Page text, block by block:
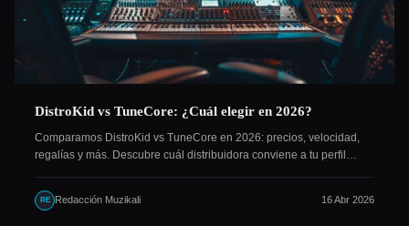
DistroKid vs TuneCore: ¿Cuál elegir en 2026?
Comparamos DistroKid vs TuneCore en 2026: precios, velocidad,
regalías y más. Descubre cuál distribuidora conviene a tu perfil…
RE Redacción Muzikali 16 Abr 2026